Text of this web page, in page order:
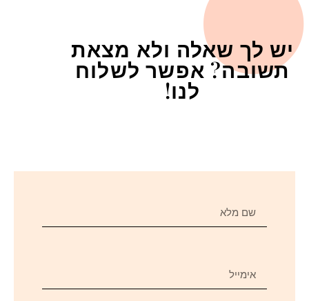
יש לך שאלה ולא מצאת
תשובה? אפשר לשלוח
לנו!